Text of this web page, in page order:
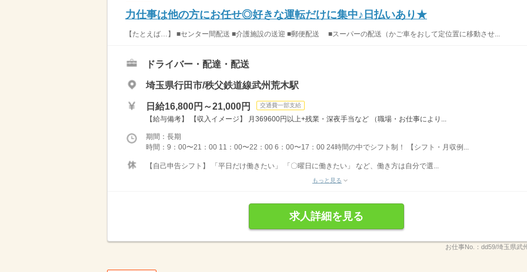
力仕事は他の方にお任せ◎好きな運転だけに集中♪日払いあり★
【たとえば…】 ■センター間配送 ■介護施設の送迎 ■郵便配送 ■スーパーの配送（かご車をおして定位置に移動させ...
ドライバー・配達・配送
埼玉県行田市/秩父鉄道線武州荒木駅
日給16,800円～21,000円 交通費一部支給
【給与備考】 【収入イメージ】 月369600円以上+残業・深夜手当など （職場・お仕事により...
期間：長期
時間：9：00〜21：00 11：00〜22：00 6：00〜17：00 24時間の中でシフト制！ 【シフト・月収例...
【自己申告シフト】 「平日だけ働きたい」 「〇曜日に働きたい」 など、働き方は自分で選...
もっと見る
求人詳細を見る
お仕事No.： dd59/埼玉県武